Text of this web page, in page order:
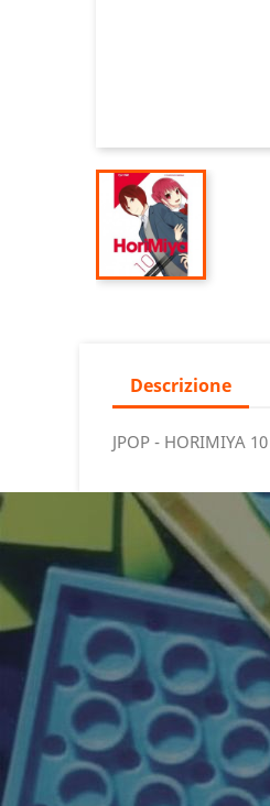
Descrizione
JPOP - HORIMIYA 10